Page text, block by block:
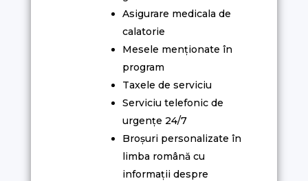
Asigurare medicala de
calatorie
Mesele menționate în
program
Taxele de serviciu
Serviciu telefonic de
urgențe 24/7
Broșuri personalizate în
limba română cu
informații despre